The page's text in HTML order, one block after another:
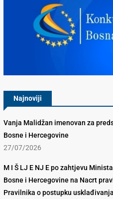
Najnoviji
Vanja Malidžan imenovan za
Bosne i Hercegovine
27/07/2026
M I Š LJ E NJ E po zahtjevu
Bosne i Hercegovine na Nacrt
Pravilnika o postupku